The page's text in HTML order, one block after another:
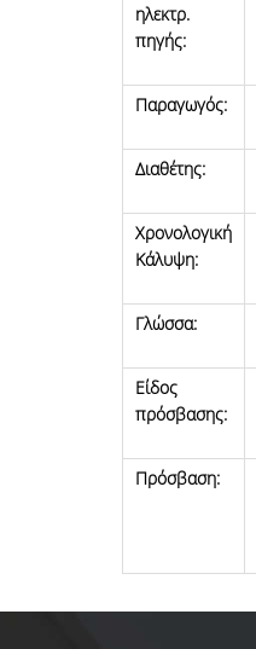
ηλεκτρ.
πηγής:
Παραγωγός:
Διαθέτης:
Χρονολογική
Κάλυψη:
Γλώσσα:
Είδος
πρόσβασης:
Πρόσβαση: